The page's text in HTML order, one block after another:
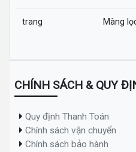
trang Màng
CHÍNH SÁCH & QUY
Quy định Thanh Toán
Chính sách vận chuyển
Chính sách bảo hành